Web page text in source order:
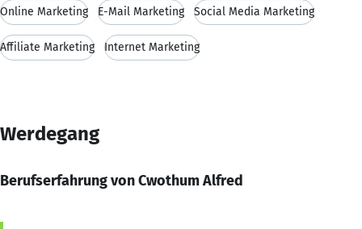
Online Marketing E-Mail Marketing Social Media Marketing
Affiliate Marketing Internet Marketing
Werdegang
Berufserfahrung von Cwothum Alfred